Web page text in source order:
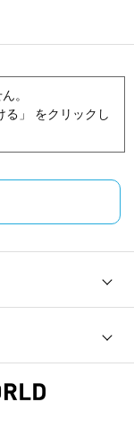
。
る」 をクリックし